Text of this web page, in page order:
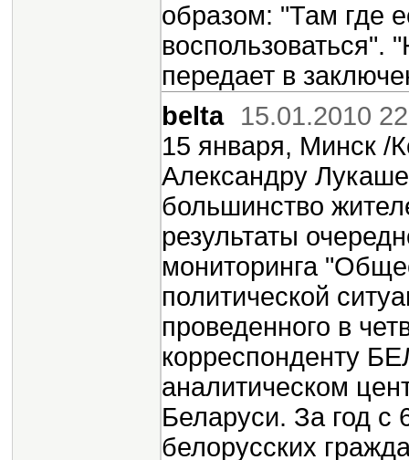
образом: "Там где
воспользоваться".
передает в
belta 15.01.2010
15 января, Минск /
Александру
большинство
результаты
мониторинга
политической
проведенного в
корреспонденту
аналитическом
Беларуси. За год с
белорусских